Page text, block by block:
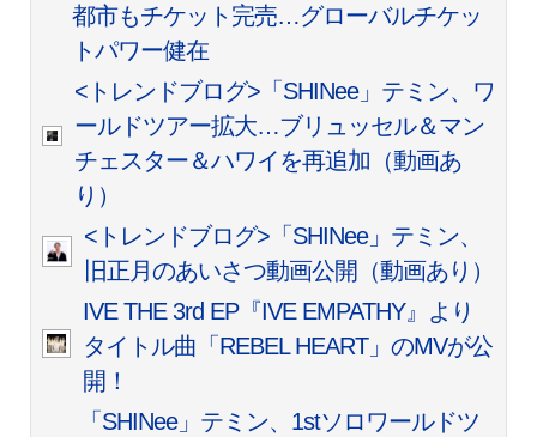
都市もチケット完売…グローバルチケッ
トパワー健在
<トレンドブログ>「SHINee」テミン、ワ
ールドツアー拡大…ブリュッセル＆マン
チェスター＆ハワイを再追加（動画あ
り）
<トレンドブログ>「SHINee」テミン、
旧正月のあいさつ動画公開（動画あり）
IVE THE 3rd EP『IVE EMPATHY』より
タイトル曲「REBEL HEART」のMVが公
開！
「SHINee」テミン、1stソロワールドツ